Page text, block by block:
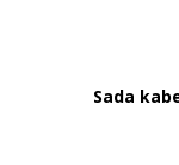
Sada